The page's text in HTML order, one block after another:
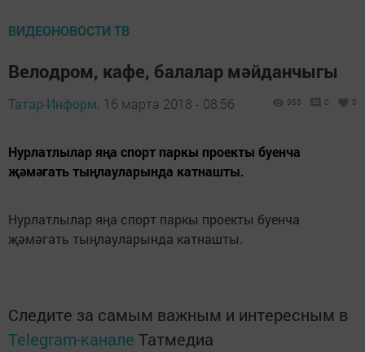
ВИДЕОНОВОСТИ ТВ
Велодром, кафе, балалар мәйданчыгы
Татар-Информ, 16 марта 2018 - 08:56 965 0 0
Нурлатлылар яңа спорт паркы проекты буенча
җәмәгать тыңлауларында катнашты.
Нурлатлылар яңа спорт паркы проекты буенча
җәмәгать тыңлауларында катнашты.
Следите за самым важным и интересным в
Telegram-канале Татмедиа